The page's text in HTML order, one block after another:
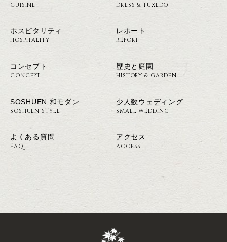
CUISINE DRESS & TUXEDO
ホスピタリティ
HOSPITALITY
レポート
REPORT
コンセプト
CONCEPT
歴史と庭園
HISTORY & GARDEN
SOSHUEN 和モダン
SOSHUEN STYLE
少人数ウェディング
SMALL WEDDING
よくある質問
FAQ
アクセス
ACCESS